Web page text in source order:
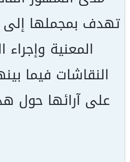
تهدف بمجملها إلى
المعنية وإجراء
النقاشات فيما
على آرائها حول